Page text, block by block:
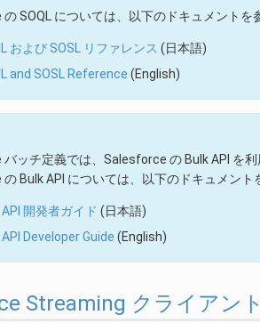
SOQL については、以下のドキュメントを
および SOSL リファレンス (日本語)
and SOSL Reference (English)
ッチ定義では、Salesforce の Bulk API を
Bulk API については、以下のドキュメント
API 開発者ガイド (日本語)
API Developer Guide (English)
Streaming クライアン